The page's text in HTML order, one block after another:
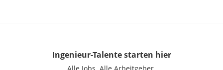
Ingenieur-Talentestarten hier